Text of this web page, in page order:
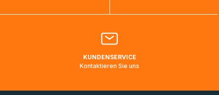
Bitte kontaktieren Sie denKundenservicefalls Ihr Paket
Lieferadressen in Deutschland oder Europa mehrere Tage
KUNDENSERVICE
Kontaktieren Sie uns